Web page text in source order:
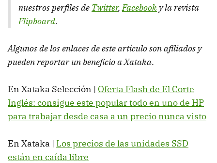
nuestros perfiles de Twitter,Facebook y la revista
Flipboard.
Algunos de los enlaces de este artículo son afiliados y
pueden reportar un beneficio a Xataka.
En Xataka Selección | Oferta Flash de El Corte
Inglés: consigue este popular todo en uno de HP
para trabajar desde casa a un precio nunca visto
En Xataka | Los precios de las unidades SSD
están en caída libre